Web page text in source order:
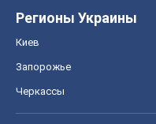
Регионы Украины
Киев
Запорожье
Черкассы